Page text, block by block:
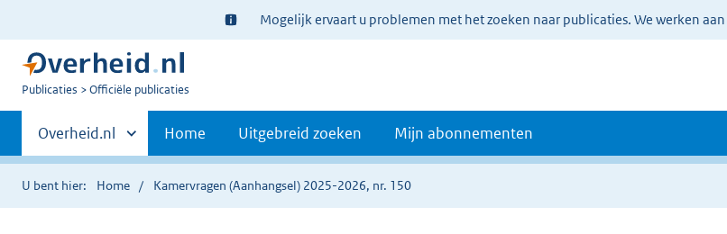
Ter
informatie:
Mogelijk ervaart u problemen met het zoeken naar publicaties. We werken
U
Publicaties Officiële publicaties
Primaire
navigatie
Andere
sites
binnen
Overheid.nl Home Uitgebreid zoeken Mijn abonnementen
U bent hier: Home Kamervragen (Aanhangsel) 2025-2026, nr. 150